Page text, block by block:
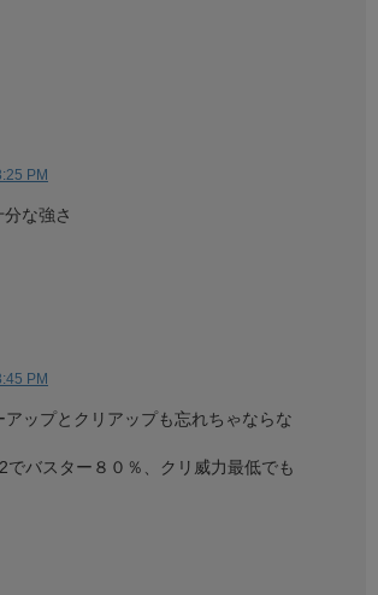
PM
な強さ
PM
アップとクリアップも忘れちゃならな
でバスター８０％、クリ威力最低でも